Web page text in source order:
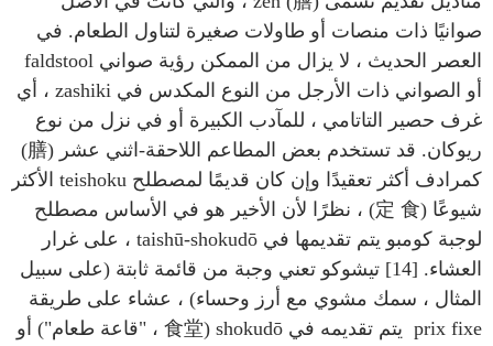
صوانيًا ذات منصات أو طاولات صغيرة لتناول الطعام. في
العصر الحديث ، لا يزال من الممكن رؤية صواني faldstool
أو الصواني ذات الأرجل من النوع المكدس في zashiki ، أي
غرف حصير التاتامي ، للمآدب الكبيرة أو في نزل من نوع
ريوكان. قد تستخدم بعض المطاعم اللاحقة-اثني عشر (膳)
كمرادف أكثر تعقيدًا وإن كان قديمًا لمصطلح teishoku الأكثر
شيوعًا (定 食) ، نظرًا لأن الأخير هو في الأساس مصطلح
لوجبة كومبو يتم تقديمها في taishū-shokudō ، على غرار
العشاء. [14] تيشوكو تعني وجبة من قائمة ثابتة (على سبيل
المثال ، سمك مشوي مع أرز وحساء) ، عشاء على طريقة
prix fixe يتم تقديمه في shokudō (食堂 ، "قاعة طعام") أو